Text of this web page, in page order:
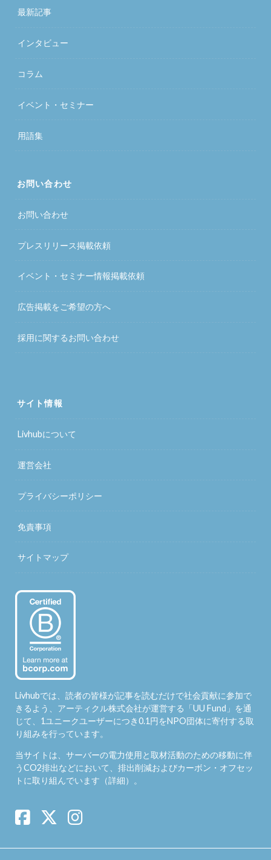
最新記事
インタビュー
コラム
イベント・セミナー
用語集
お問い合わせ
お問い合わせ
プレスリリース掲載依頼
イベント・セミナー情報掲載依頼
広告掲載をご希望の方へ
採用に関するお問い合わせ
サイト情報
Livhubについて
運営会社
プライバシーポリシー
免責事項
サイトマップ
Livhubでは、読者の皆様が記事を読むだけで社会貢献に参加で
きるよう、アーティクル株式会社が運営する「UU Fund 」を通
じて、1ユニークユーザーにつき0.1円をNPO団体に寄付する取
り組みを行っています。
当サイトは、サーバーの電力使用と取材活動のための移動に伴
うCO2排出などにおいて、排出削減およびカーボン・オフセッ
トに取り組んでいます（詳細）。